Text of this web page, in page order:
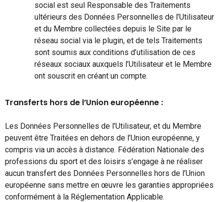
social est seul Responsable des Traitements
ultérieurs des Données Personnelles de l’Utilisateur
et du Membre collectées depuis le Site par le
réseau social via le plugin, et de tels Traitements
sont soumis aux conditions d’utilisation de ces
réseaux sociaux auxquels l’Utilisateur et le Membre
ont souscrit en créant un compte.
Transferts hors de l’Union européenne :
Les Données Personnelles de l’Utilisateur, et du Membre
peuvent être Traitées en dehors de l’Union européenne, y
compris via un accès à distance. Fédération Nationale des
professions du sport et des loisirs s’engage à ne réaliser
aucun transfert des Données Personnelles hors de l’Union
européenne sans mettre en œuvre les garanties appropriées
conformément à la Réglementation Applicable.